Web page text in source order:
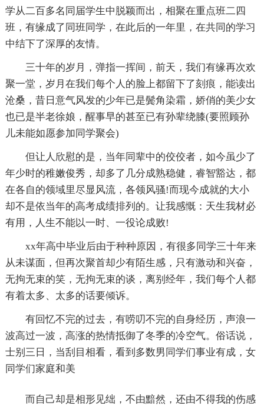
学从二百多名同届学生中脱颖而出，相聚在重点班二四
班，有缘成了同班同学，在此后的一年里，在共同的学习
中结下了深厚的友情。
三十年的岁月，弹指一挥间，前天，我们有缘再次欢
聚一堂，岁月在我们每个人的脸上都留下了刻痕，能读出
沧桑，昔日意气风发的少年已是鬓角染霜，娇俏的美少女
也已是半老徐娘，醒事早的甚至已有孙辈绕膝(要照顾孙
儿未能如愿参加同学聚会)
但让人欣慰的是，当年同辈中的佼佼者，如今虽少了
年少时的稚嫩俊秀，却多了几分成熟稳健，睿智豁达，都
在各自的领域里尽显风流，各领风骚!而现今成就的大小
却不是依当年的高考成绩排列的。让我感慨：天生我材必
有用，人生不能以一时、一役论成败!
xx年高中毕业后由于种种原因，有很多同学三十年来
从未谋面，但再次聚首却少有陌生感，只有激动和兴奋，
无拘无束的笑，无拘无束的谈，离别经年，我们每个人都
有着太多、太多的话要倾诉。
有回忆不完的过去，有唠叨不完的自身经历，声浪一
波高过一波，高涨的热情抵御了冬季的冷空气。俗话说，
士别三日，当刮目相看，看到多数男同学们事业有成，女
同学们家庭和美
而自己却是相形见绌，不由黯然，还由不得我的伤感